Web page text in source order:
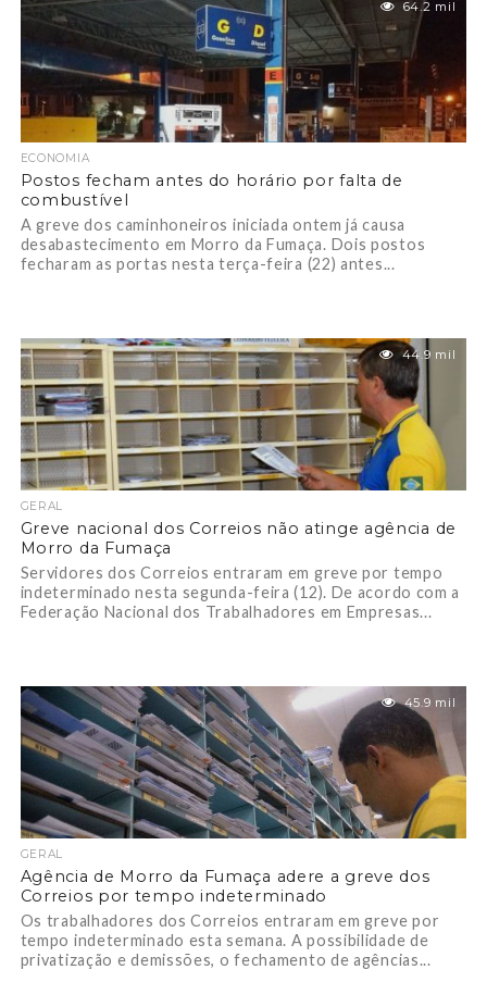
64.2 mil
ECONOMIA
Postos fecham antes do horário por falta de
combustível
A greve dos caminhoneiros iniciada ontem já causa
desabastecimento em Morro da Fumaça. Dois postos
fecharam as portas nesta terça-feira (22) antes...
44.9 mil
GERAL
Greve nacional dos Correios não atinge agência de
Morro da Fumaça
Servidores dos Correios entraram em greve por tempo
indeterminado nesta segunda-feira (12). De acordo com a
Federação Nacional dos Trabalhadores em Empresas...
45.9 mil
GERAL
Agência de Morro da Fumaça adere a greve dos
Correios por tempo indeterminado
Os trabalhadores dos Correios entraram em greve por
tempo indeterminado esta semana. A possibilidade de
privatização e demissões, o fechamento de agências...